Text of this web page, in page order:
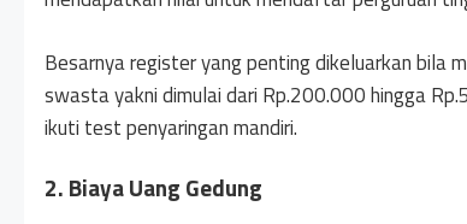
Besarnya register yang penting dikeluarkan bila
swasta yakni dimulai dari Rp.200.000 hingga
ikuti test penyaringan mandiri.
2. Biaya Uang Gedung